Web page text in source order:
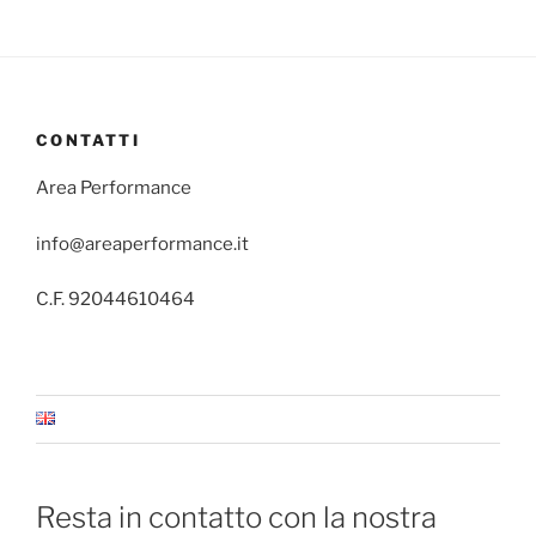
CONTATTI
Area Performance
info@areaperformance.it
C.F. 92044610464
Resta in contatto con la nostra